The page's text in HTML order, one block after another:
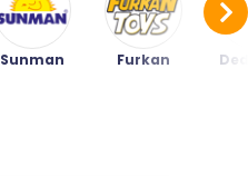
Sunman Furkan